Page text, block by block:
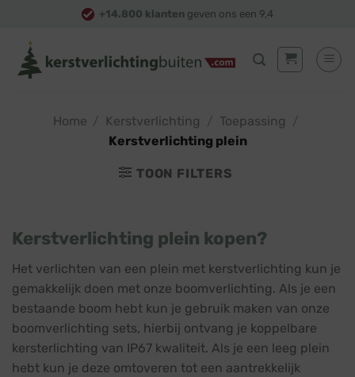
content
+14.800 klanten geven ons een 9,4
Home Kerstverlichting Toepassing
Kerstverlichting plein
TOON FILTERS
Kerstverlichting plein kopen?
Het verlichten van een plein met kerstverlichting kun je
gemakkelijk doen met onze boomverlichting. Als je een
bestaande boom hebt kun je gebruik maken van onze
boomverlichting sets, hierbij ontvang je koppelbare
kersterlichting van IP67 kwaliteit. Als je een leeg plein
hebt kun je deze omtoveren tot een aantrekkelijk